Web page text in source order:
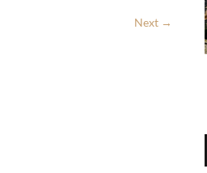
Next →